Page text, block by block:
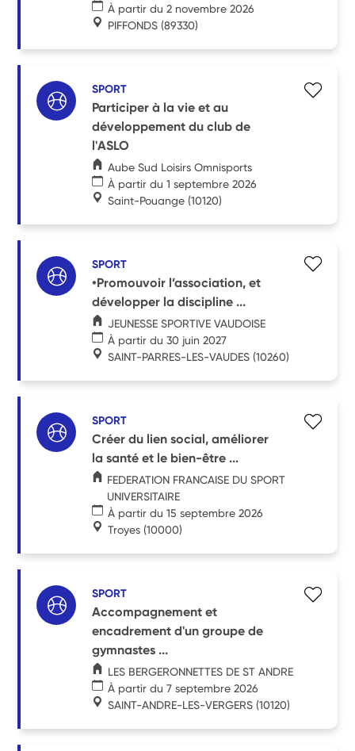
À partir du 2 novembre 2026
PIFFONDS (89330)
SPORT
Participer à la vie et au
développement du club de
l'ASLO
Aube Sud Loisirs Omnisports
À partir du 1 septembre 2026
Saint-Pouange (10120)
SPORT
•Promouvoir l’association, et
développer la discipline ...
JEUNESSE SPORTIVE VAUDOISE
À partir du 30 juin 2027
SAINT-PARRES-LES-VAUDES (10260)
SPORT
Créer du lien social, améliorer
la santé et le bien-être ...
FEDERATION FRANCAISE DU SPORT
UNIVERSITAIRE
À partir du 15 septembre 2026
Troyes (10000)
SPORT
Accompagnement et
encadrement d'un groupe de
gymnastes ...
LES BERGERONNETTES DE ST ANDRE
À partir du 7 septembre 2026
SAINT-ANDRE-LES-VERGERS (10120)